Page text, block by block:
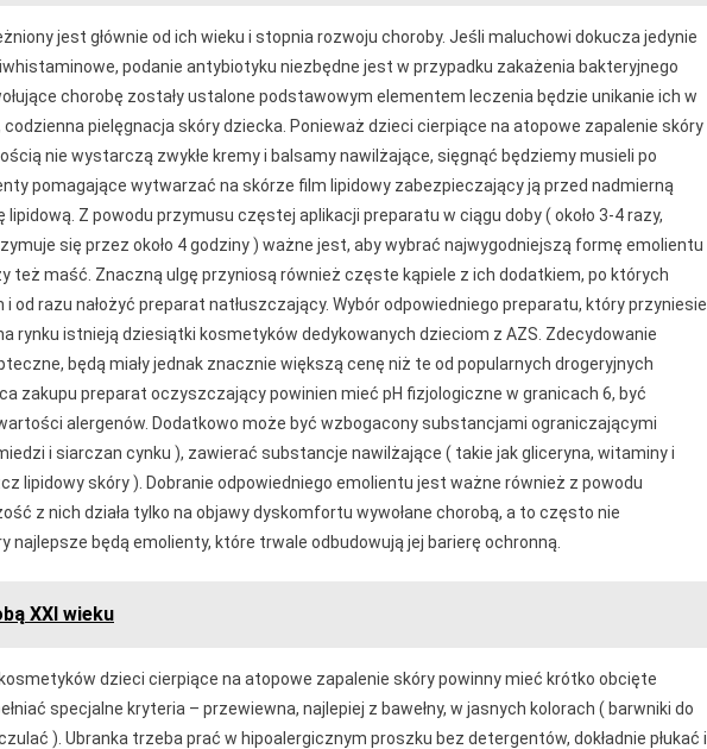
jest głównie od ich wieku i stopnia rozwoju choroby. Jeśli maluchowi dokucza jedynie
podanie antybiotyku niezbędne jest w przypadku zakażenia bakteryjnego
chorobę zostały ustalone podstawowym elementem leczenia będzie unikanie ich w
pielęgnacja skóry dziecka. Ponieważ dzieci cierpiące na atopowe zapalenie skóry
nie wystarczą zwykłe kremy i balsamy nawilżające, sięgnąć będziemy musieli po
pomagające wytwarzać na skórze film lipidowy zabezpieczający ją przed nadmierną
Z powodu przymusu częstej aplikacji preparatu w ciągu doby ( około 3-4 razy,
się przez około 4 godziny ) ważne jest, aby wybrać najwygodniejszą formę emolientu
też maść. Znaczną ulgę przyniosą również częste kąpiele z ich dodatkiem, po których
od razu nałożyć preparat natłuszczający. Wybór odpowiedniego preparatu, który przyniesie
rynku istnieją dziesiątki kosmetyków dedykowanych dzieciom z AZS. Zdecydowanie
będą miały jednak znacznie większą cenę niż te od popularnych drogeryjnych
zakupu preparat oczyszczający powinien mieć pH fizjologiczne w granicach 6, być
alergenów. Dodatkowo może być wzbogacony substancjami ograniczającymi
i siarczan cynku ), zawierać substancje nawilżające ( takie jak gliceryna, witaminy i
lipidowy skóry ). Dobranie odpowiedniego emolientu jest ważne również z powodu
z nich działa tylko na objawy dyskomfortu wywołane chorobą, a to często nie
najlepsze będą emolienty, które trwale odbudowują jej barierę ochronną.
XXI wieku
dzieci cierpiące na atopowe zapalenie skóry powinny mieć krótko obcięte
specjalne kryteria – przewiewna, najlepiej z bawełny, w jasnych kolorach ( barwniki do
). Ubranka trzeba prać w hipoalergicznym proszku bez detergentów, dokładnie płukać i